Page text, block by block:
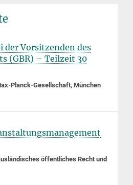
der Vorsitzenden des
(GBR) – Teilzeit 30
Planck-Gesellschaft, München
öffentliches Recht und